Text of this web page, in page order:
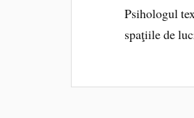
Psihologul
spaţiile de